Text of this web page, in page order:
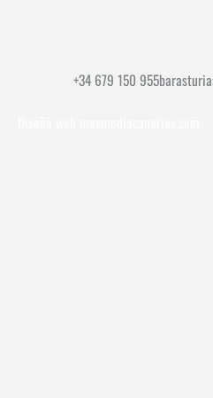
+34 679 150 955